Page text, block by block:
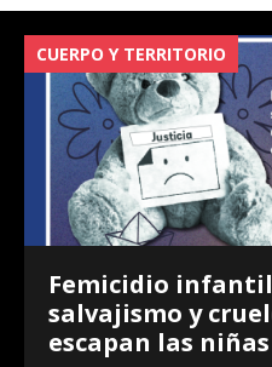
CUERPO Y TERRITORIO
Femicidio
salvajismo y
escapan las